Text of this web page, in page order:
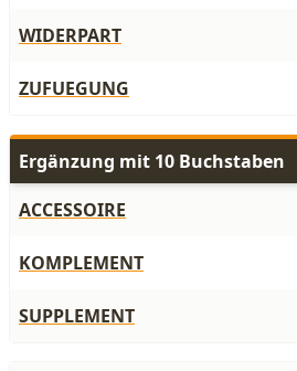
WIDERPART
ZUFUEGUNG
Ergänzung mit 10 Buchstaben
ACCESSOIRE
KOMPLEMENT
SUPPLEMENT